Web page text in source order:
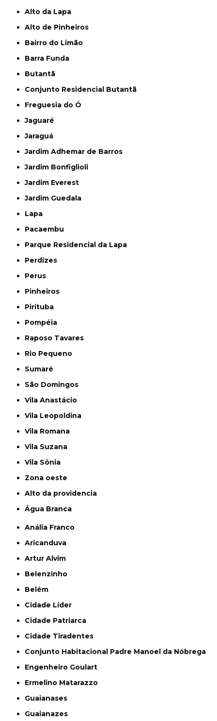
Alto da Lapa
Alto de Pinheiros
Bairro do Limão
Barra Funda
Butantã
Conjunto Residencial Butantã
Freguesia do Ó
Jaguaré
Jaraguá
Jardim Adhemar de Barros
Jardim Bonfiglioli
Jardim Everest
Jardim Guedala
Lapa
Pacaembu
Parque Residencial da Lapa
Perdizes
Perus
Pinheiros
Pirituba
Pompéia
Raposo Tavares
Rio Pequeno
Sumaré
São Domingos
Vila Anastácio
Vila Leopoldina
Vila Romana
Vila Suzana
Vila Sônia
Zona oeste
alto da providencia
Água Branca
Anália Franco
Aricanduva
Artur Alvim
Belenzinho
Belém
Cidade Líder
Cidade Patriarca
Cidade Tiradentes
Conjunto Habitacional Padre Manoel da Nóbrega
Engenheiro Goulart
Ermelino Matarazzo
Guaianases
Guaianazes